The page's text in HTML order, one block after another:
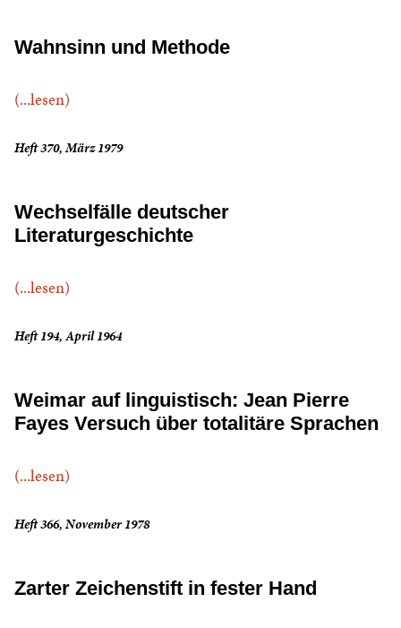
Wahnsinn und Methode
(...lesen)
Heft 370, März 1979
Wechselfälle deutscher
Literaturgeschichte
(...lesen)
Heft 194, April 1964
Weimar auf linguistisch: Jean Pierre
Fayes Versuch über totalitäre Sprachen
(...lesen)
Heft 366, November 1978
Zarter Zeichenstift in fester Hand